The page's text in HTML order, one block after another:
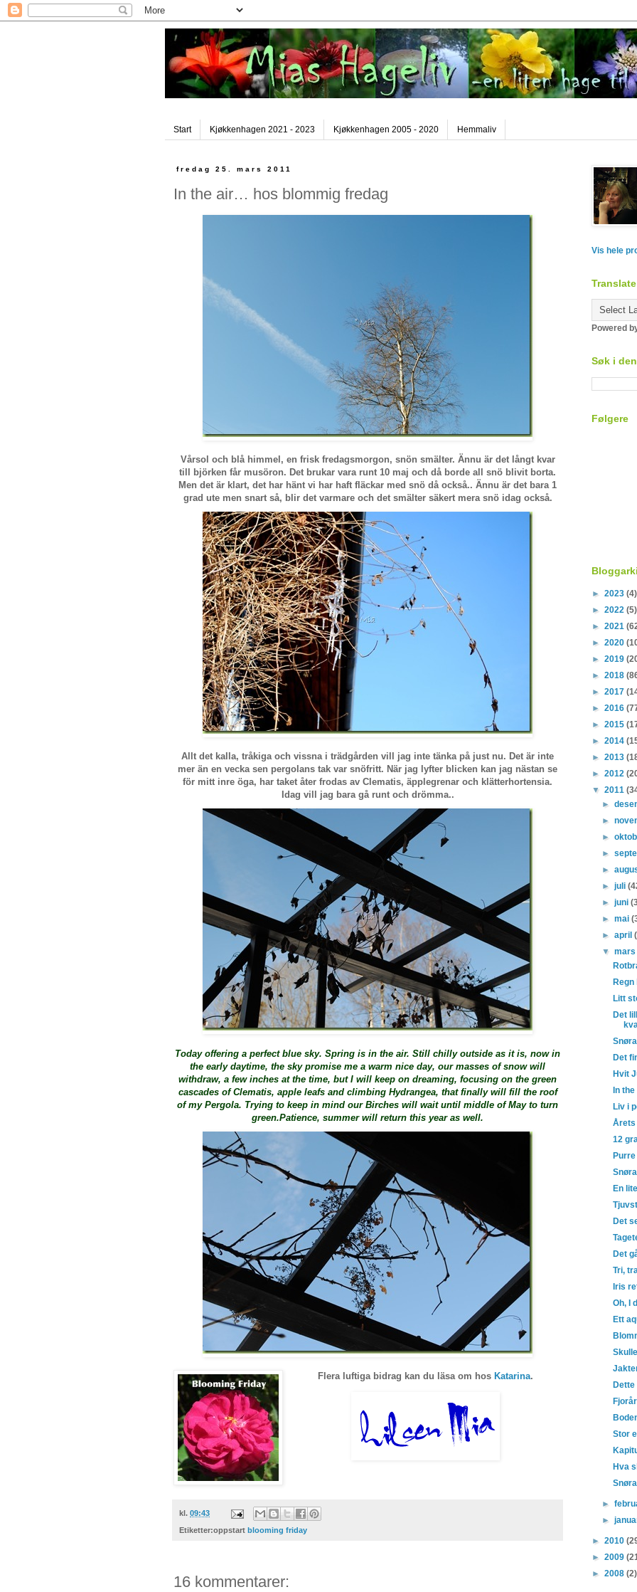
Start Kjøkkenhagen 2021 - 2023 Kjøkkenhagen 2005 - 2020 Hemmaliv
fredag 25. mars 2011
In the air… hos blommig fredag
Vårsol och blå himmel, en frisk fredagsmorgon, snön smälter. Ännu är det långt kvar
till björken får musöron. Det brukar vara runt 10 maj och då borde all snö blivit borta.
Men det är klart, det har hänt vi har haft fläckar med snö då också.. Ännu är det bara 1
grad ute men snart så, blir det varmare och det smälter säkert mera snö idag också.
Allt det kalla, tråkiga och vissna i trädgården vill jag inte tänka på just nu. Det är inte
mer än en vecka sen pergolans tak var snöfritt. När jag lyfter blicken kan jag nästan se
för mitt inre öga, har taket åter frodas av Clematis, äpplegrenar och klätterhortensia.
Idag vill jag bara gå runt och drömma..
Today offering a perfect blue sky. Spring is in the air. Still chilly outside as it is, now in
the early daytime, the sky promise me a warm nice day, our masses of snow will
withdraw, a few inches at the time, but I will keep on dreaming, focusing on the green
cascades of Clematis, apple leafs and climbing Hydrangea, that finally will fill the roof
of my Pergola. Trying to keep in mind our Birches will wait until middle of May to turn
green.Patience, summer will return this year as well.
Flera luftiga bidrag kan du läsa om hos Katarina.
kl. 09:43
Etiketter:oppstart blooming friday
16 kommentarer:
Vis hele
Translate
Powered
Søk i
Følgere
► 2023 (4)
► 2022 (5)
► 2021
► 2020
► 2019
► 2018
► 2017
► 2016
► 2015
► 2014
► 2013
► 2012
▼ 2011
►
►
►
►
►
►juli
►juni
►mai
►april
▼
Litt
Det
Det
Hvit
In
Liv i
Årets
12
En
Det
Det
Tri,
Iris
Oh, I
Ett
Stor
Hva
►
►
► 2010
► 2009
► 2008 (2)